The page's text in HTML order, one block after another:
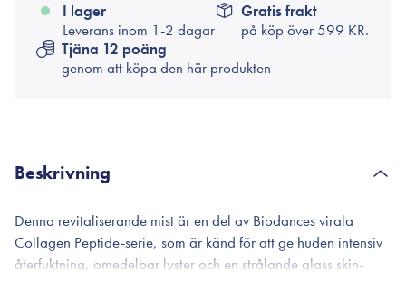
I lager
Leverans inom 1-2 dagar
Gratis frakt
på köp över599 KR.
Tjäna 12 poäng
genom att köpa den här produkten
Beskrivning
Denna revitaliserande mist är en del av Biodances virala
Collagen Peptide-serie, som är känd för att ge huden intensiv
återfuktning, omedelbar lyster och en strålande glass skin-